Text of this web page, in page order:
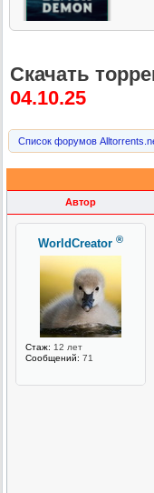
Скачать
04.10.25
Список форумов
Автор
WorldCreator ®
Стаж: 12 лет
Сообщений: 71